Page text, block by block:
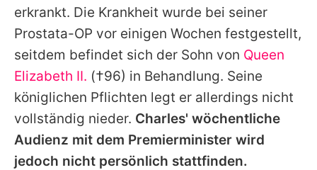
Utiq verwalten
erkrankt. Die Krankheit wurde bei seiner
Prostata-OP vor einigen Wochen festgestellt,
seitdem befindet sich der Sohn von Queen
Elizabeth II. (†96) in Behandlung. Seine
königlichen Pflichten legt er allerdings nicht
vollständig nieder. Charles' wöchentliche
Audienz mit dem Premierminister wird
jedoch nicht persönlich stattfinden.